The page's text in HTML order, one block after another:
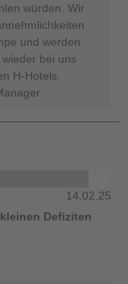
würden. Wir
und werden
bei uns
H-Hotels,
14.02.25
Defiziten